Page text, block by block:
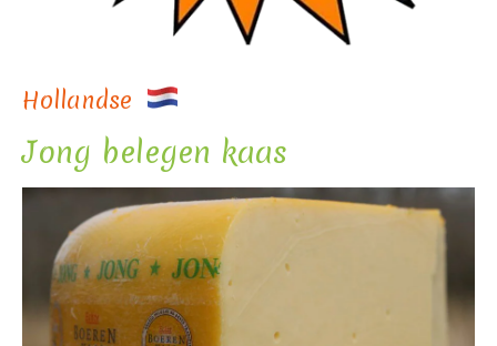
Hollandse
Jong belegen kaas